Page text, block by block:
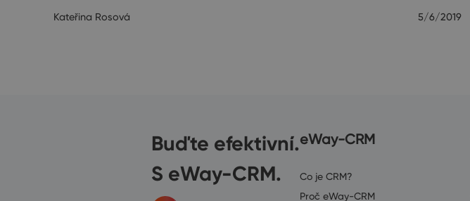
Kateřina Rosová 5/6/2019
Buďte efektivní.
S eWay-CRM.
eWay-CRM
Co je CRM?
Proč eWay-CRM